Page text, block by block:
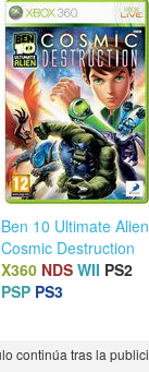
Ben 10 Ultimate Alien
Cosmic Destruction
X360 NDS WII PS2
PSP PS3